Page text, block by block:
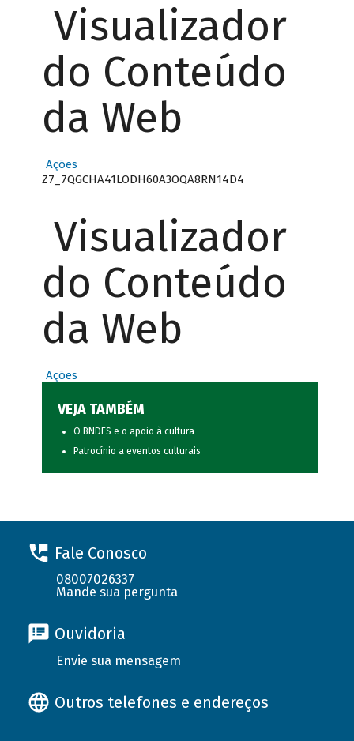
Visualizador
do Conteúdo
da Web
Ações
Z7_7QGCHA41LODH60A3OQA8RN14D4
Visualizador
do Conteúdo
da Web
Ações
VEJA TAMBÉM
O BNDES e o apoio à cultura
Patrocínio a eventos culturais
Fale Conosco
08007026337
Mande sua pergunta
Ouvidoria
Envie sua mensagem
Outros telefones e endereços